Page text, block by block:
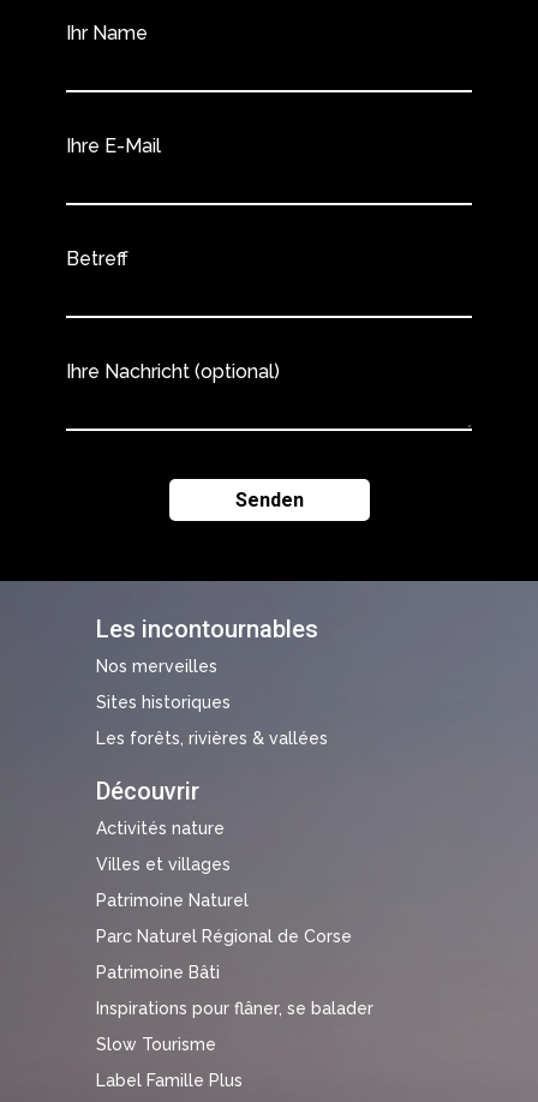
Les incontournables
Nos merveilles
Sites historiques
Les forêts, rivières & vallées
Découvrir
Activités nature
Villes et villages
Patrimoine Naturel
Parc Naturel Régional de Corse
Patrimoine Bâti
Inspirations pour flâner, se balader
Slow Tourisme
Label Famille Plus
Ihr Name
Ihre E-Mail
Betreff
Ihre Nachricht (optional)